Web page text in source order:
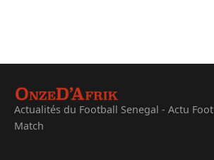
Actualités du Football Senegal - Actu Foot
Match